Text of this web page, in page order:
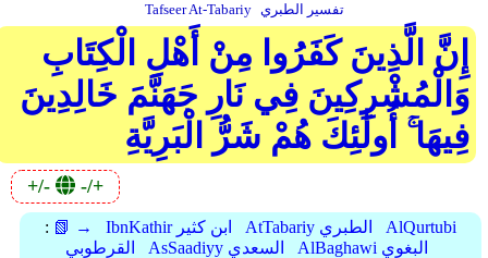
Tafseer At-Tabariy تفسير الطبري
إِنَّ الَّذِينَ كَفَرُوا مِنْ أَهْلِ الْكِتَابِ
وَالْمُشْرِكِينَ فِي نَارِ جَهَنَّمَ خَالِدِينَ
فِيهَا ۚ أُولَٰئِكَ هُمْ شَرُّ الْبَرِيَّةِ
+/- -/+
: 📗 → IbnKathir ابن كثير AtTabariy الطبري
AlQurtubi
القرطوبي
AsSaadiyy السعدي
AlBaghawi البغوي